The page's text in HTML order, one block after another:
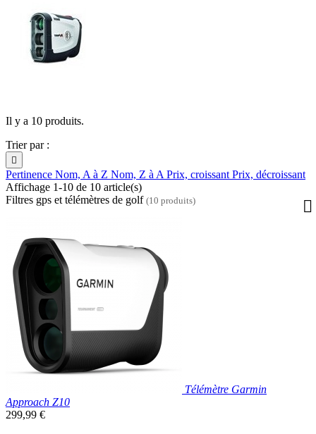
Il y a 10 produits.
Trier par :

Pertinence Nom, A à Z Nom, Z à A Prix, croissant Prix, décroissant
Affichage 1-10 de 10 article(s)
Filtres gps et télémètres de golf (10 produits)
Télémètre Garmin
Approach Z10
Prix
299,99 €